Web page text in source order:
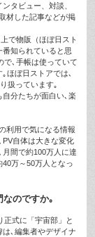
タビュー、対談、
材した記事などが掲
で物販（ほぼ日スト
知られていると思
で､手帳は使っていて
ほぼ日ストアでは､
扱っています｡
分たちが面白い､楽
利用で気になる情報
自体は大きな変化
間で約100万人に達
万～50万人となっ
のですか｡
正式に「宇宙部」と
､編集者やデザイナ